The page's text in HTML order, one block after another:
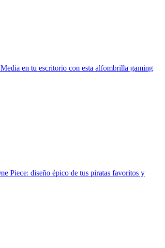
en tu escritorio con esta alfombrilla gaming
Piece: diseño épico de tus piratas favoritos y